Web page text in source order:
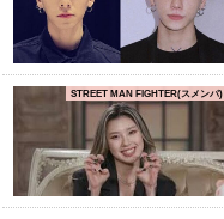
STREET MAN FIGHTER(スメンパ)